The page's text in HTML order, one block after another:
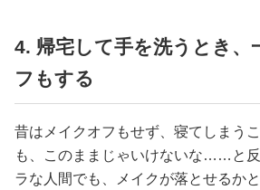
4. 帰宅して手を洗うとき、
フもする
昔はメイクオフもせず、寝てしまう
も、このままじゃいけないな……と
ラな人間でも、メイクが落とせるか